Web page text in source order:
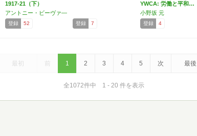
1917-21（下）
アントニー・ビーヴァ―
登録 52 登録 7
YWCA: 労働と平和…
小野坂 元
登録 4
最初 前 1 2 3 4 5 次 最後
全1072件中 1 - 20 件を表示